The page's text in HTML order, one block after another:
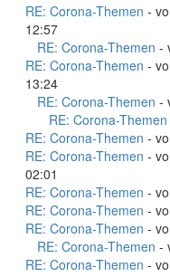
RE: Corona-Themen -
12:57
RE: Corona-Themen -
RE: Corona-Themen -
13:24
RE: Corona-Themen -
RE: Corona-Themen
RE: Corona-Themen -
RE: Corona-Themen -
02:01
RE: Corona-Themen -
RE: Corona-Themen -
RE: Corona-Themen -
RE: Corona-Themen -
RE: Corona-Themen -